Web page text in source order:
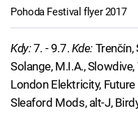
Pohoda Festival flyer 2017
Kdy:7. - 9.7. Kde:Trenčín,
Solange, M.I.A.,
London Elektricity,
Sleaford Mods, alt-J,